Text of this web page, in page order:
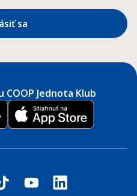
sa
Jednota Klub
sociálnych sieťach
youtubelinkedin